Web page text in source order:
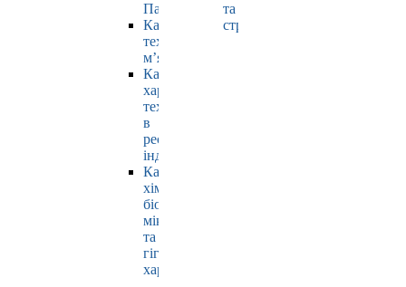
Павлюк
Кафедра
технології
м’яса
Кафедра
харчових
технологій
в
ресторанній
індустрії
Кафедра
хімії,
біохімії,
мікробіології
та
гігієни
харчування
та
страхування